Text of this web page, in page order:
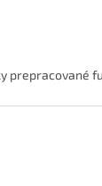
prepracované